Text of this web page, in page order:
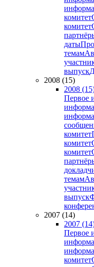
комитет
комитет
даты
темам
выпуск
2008 (15)
2008
Первое
комитет
комитет
комитет
темам
выпуск
2007 (14)
2007
Первое
комитет